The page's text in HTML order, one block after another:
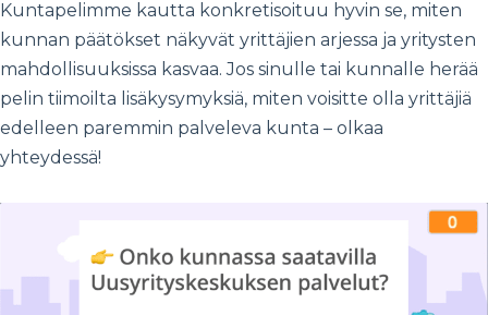
Kuntapelimme kautta konkretisoituu hyvin se, miten
kunnan päätökset näkyvät yrittäjien arjessa ja yritysten
mahdollisuuksissa kasvaa. Jos sinulle tai kunnalle herää
pelin tiimoilta lisäkysymyksiä, miten voisitte olla yrittäjiä
edelleen paremmin palveleva kunta – olkaa
yhteydessä!